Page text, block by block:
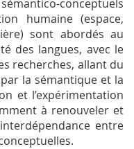
conceptuels
humaine (espace,
sont abordés au
des langues, avec le
recherches, allant du
la sémantique et la
et l’expérimentation
à renouveler et
entre